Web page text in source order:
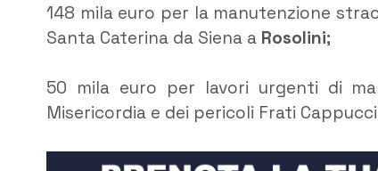
148 mila euro per la manutenzione
Santa Caterina da Siena a Rosolini;
50 mila euro per lavori urgenti di
Misericordia e dei pericoli Frati